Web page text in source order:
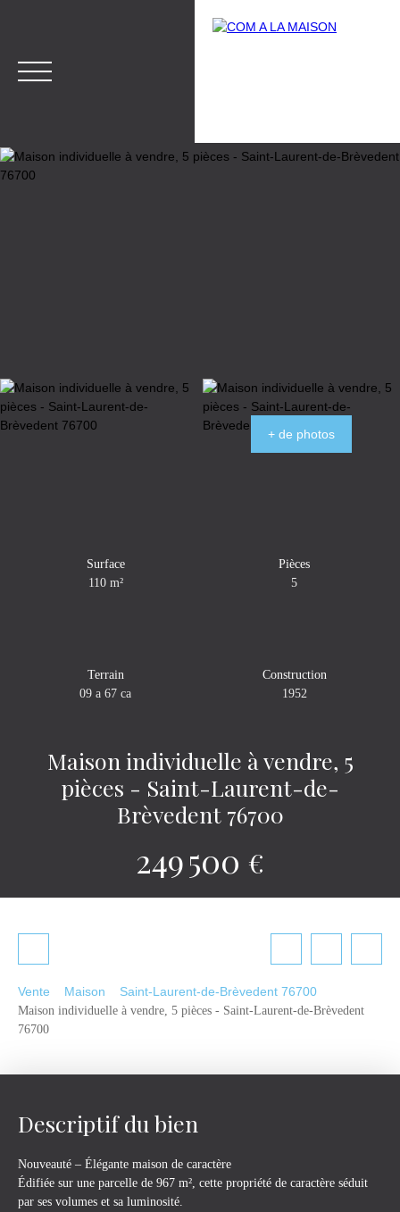
+ de photos
Surface
110 m²
Pièces
5
Terrain
09 a 67 ca
Construction
1952
Maison individuelle à vendre, 5
pièces - Saint-Laurent-de-
Brèvedent 76700
249 500 €
Vente Maison
Saint-Laurent-de-Brèvedent 76700
Maison individuelle à vendre, 5 pièces - Saint-Laurent-de-Brèvedent
76700
Descriptif du bien
Nouveauté – Élégante maison de caractère
Édifiée sur une parcelle de 967 m², cette propriété de caractère séduit
par ses volumes et sa luminosité.